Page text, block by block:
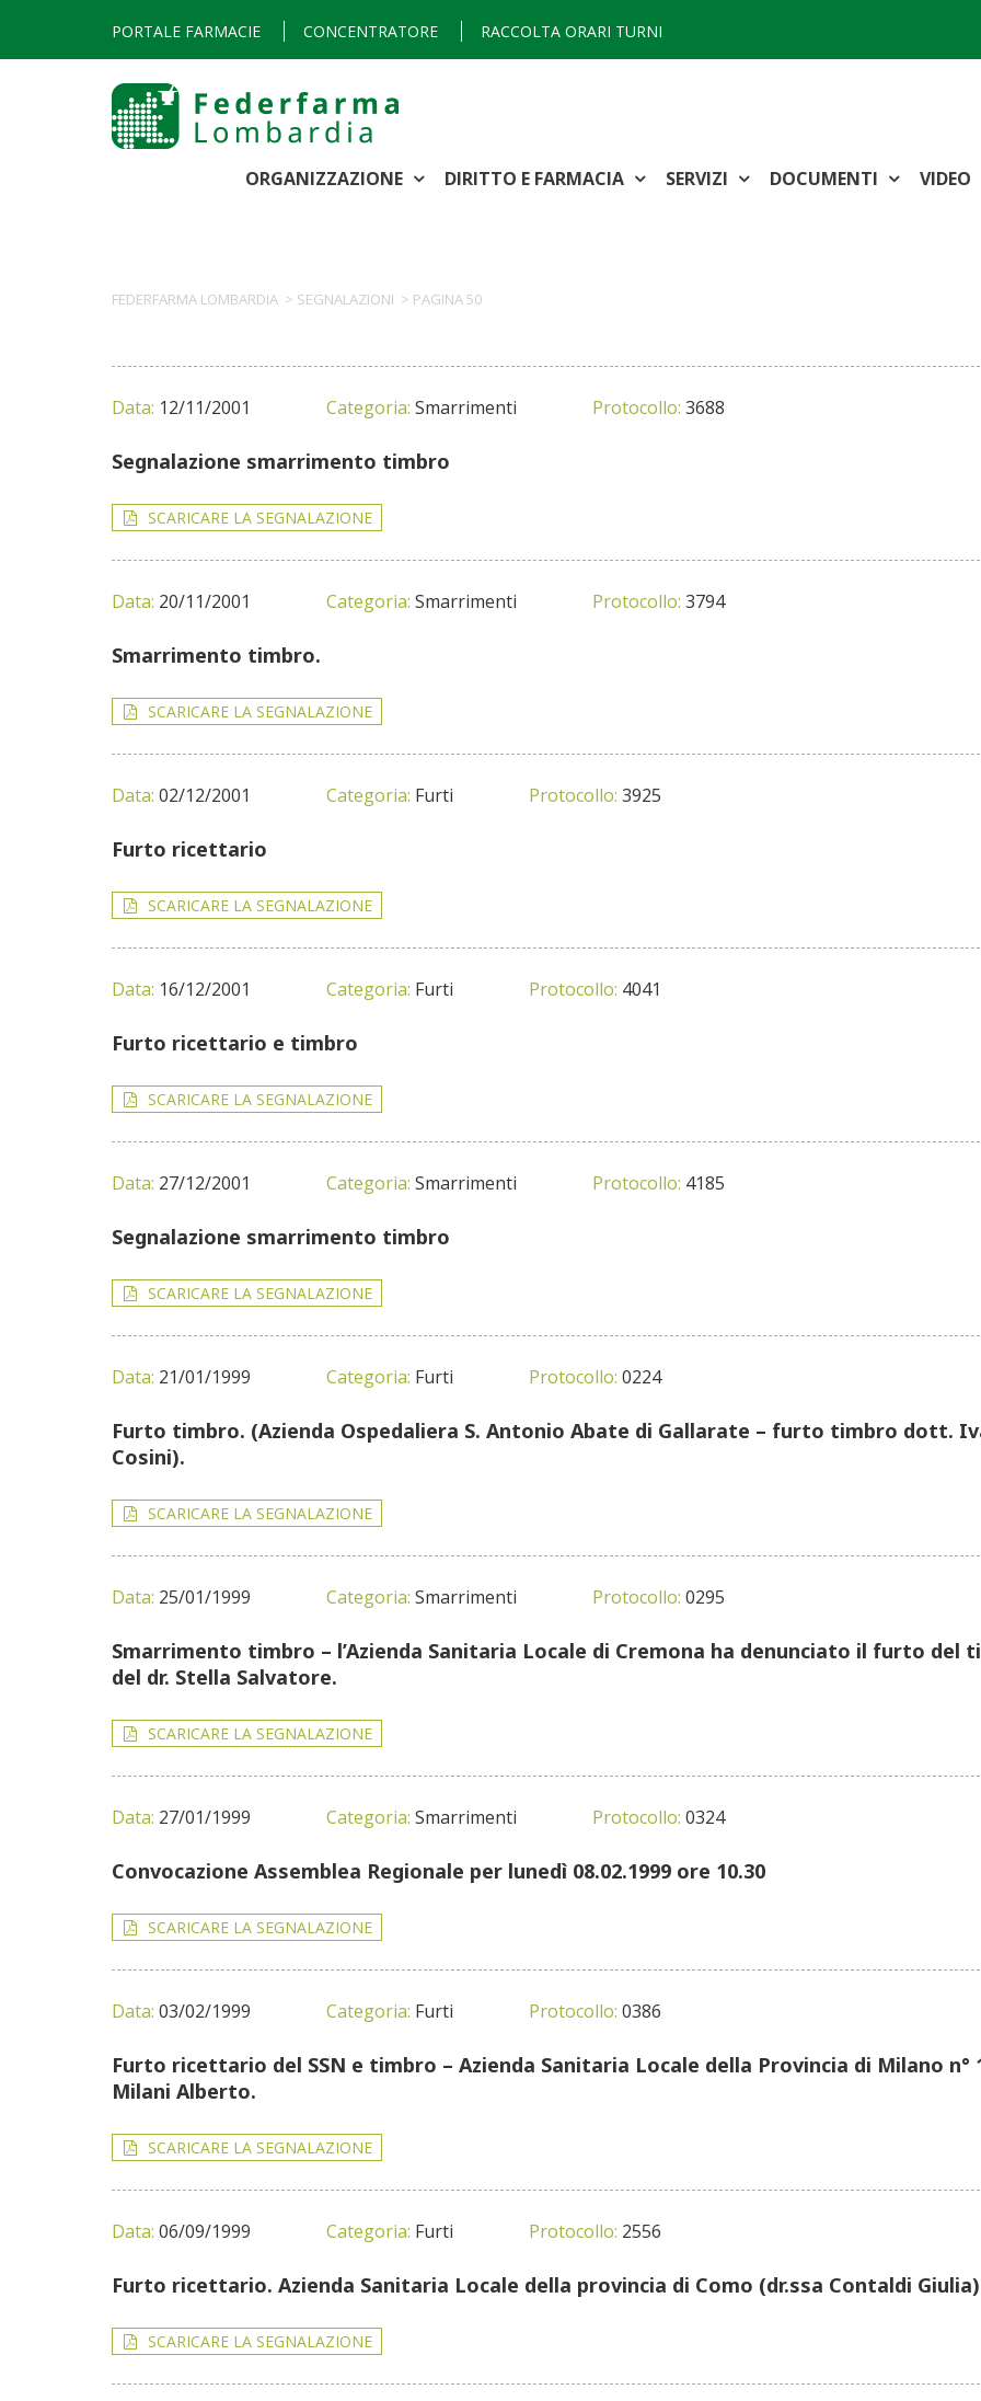
PORTALE FARMACIE CONCENTRATORE RACCOLTA ORARI TURNI
ORGANIZZAZIONE DIRITTO E FARMACIA SERVIZI DOCUMENTI VIDEO
FEDERFARMA LOMBARDIA > SEGNALAZIONI > PAGINA 50
Data: 12/11/2001 Categoria: Smarrimenti Protocollo: 3688
Segnalazione smarrimento timbro
SCARICARE LA SEGNALAZIONE
Data: 20/11/2001 Categoria: Smarrimenti Protocollo: 3794
Smarrimento timbro.
SCARICARE LA SEGNALAZIONE
Data: 02/12/2001 Categoria: Furti Protocollo: 3925
Furto ricettario
SCARICARE LA SEGNALAZIONE
Data: 16/12/2001 Categoria: Furti Protocollo: 4041
Furto ricettario e timbro
SCARICARE LA SEGNALAZIONE
Data: 27/12/2001 Categoria: Smarrimenti Protocollo: 4185
Segnalazione smarrimento timbro
SCARICARE LA SEGNALAZIONE
Data: 21/01/1999 Categoria: Furti Protocollo: 0224
Furto timbro. (Azienda Ospedaliera S. Antonio Abate di Gallarate – furto timbro dott.
Cosini).
SCARICARE LA SEGNALAZIONE
Data: 25/01/1999 Categoria: Smarrimenti Protocollo: 0295
Smarrimento timbro – l’Azienda Sanitaria Locale di Cremona ha denunciato il furto del
del dr. Stella Salvatore.
SCARICARE LA SEGNALAZIONE
Data: 27/01/1999 Categoria: Smarrimenti Protocollo: 0324
Convocazione Assemblea Regionale per lunedì 08.02.1999 ore 10.30
SCARICARE LA SEGNALAZIONE
Data: 03/02/1999 Categoria: Furti Protocollo: 0386
Furto ricettario del SSN e timbro – Azienda Sanitaria Locale della Provincia di Milano n°
Milani Alberto.
SCARICARE LA SEGNALAZIONE
Data: 06/09/1999 Categoria: Furti Protocollo: 2556
Furto ricettario. Azienda Sanitaria Locale della provincia di Como (dr.ssa Contaldi
SCARICARE LA SEGNALAZIONE